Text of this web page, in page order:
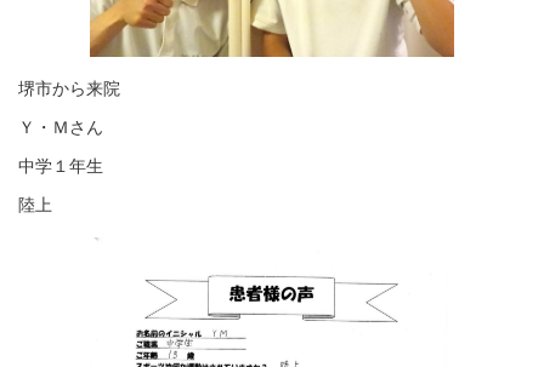
堺市から来院
Ｙ・Ｍさん
中学１年生
陸上